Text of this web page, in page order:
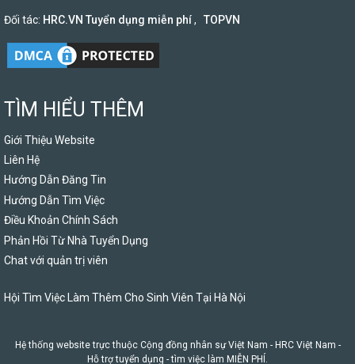
Đối tác: HRC.VN Tuyển dụng miễn phí, TOPVN
TÌM HIỂU THÊM
Giới Thiệu Website
Liên Hệ
Hướng Dẫn Đăng Tin
Hướng Dẫn Tìm Việc
Điều Khoản Chính Sách
Phản Hồi Từ Nhà Tuyển Dụng
Chat với quản trị viên
Hội Tìm Việc Làm Thêm Cho Sinh Viên Tại Hà Nội
Hệ thống website trực thuộc Cộng đồng nhân sự Việt Nam - HRC Việt Nam -
Hỗ trợ tuyển dụng - tìm việc làm MIỄN PHÍ.